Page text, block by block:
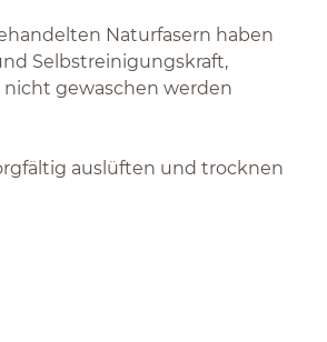
Naturfasern haben
Selbstreinigungskraft,
gewaschen werden
auslüften und trocknen